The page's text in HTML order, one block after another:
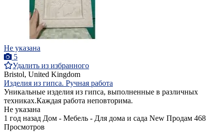
Не указана
5
Удалить из избранного
Bristol, United Kingdom
Изделия из гипса. Ручная работа
Уникальные изделия из гипса, выполненные в различных
техниках.Каждая работа неповторима.
Не указана
1 год назад Дом - Мебель - Для дома и сада New Продам 468
Просмотров